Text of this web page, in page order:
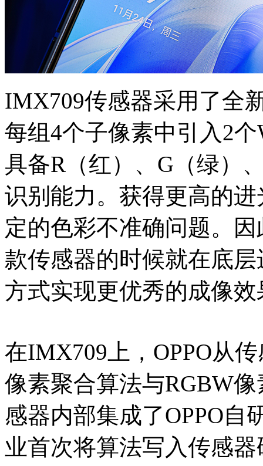
IMX709传感器采用了全
每组4个子像素中引入2
具备R（红）、G（绿）
识别能力。获得更高的
定的色彩不准确问题。
款传感器的时候就在底
方式实现更优秀的成像效
在IMX709上，OPPO从
像素聚合算法与RGBW
感器内部集成了OPPO自
业首次将算法写入传感